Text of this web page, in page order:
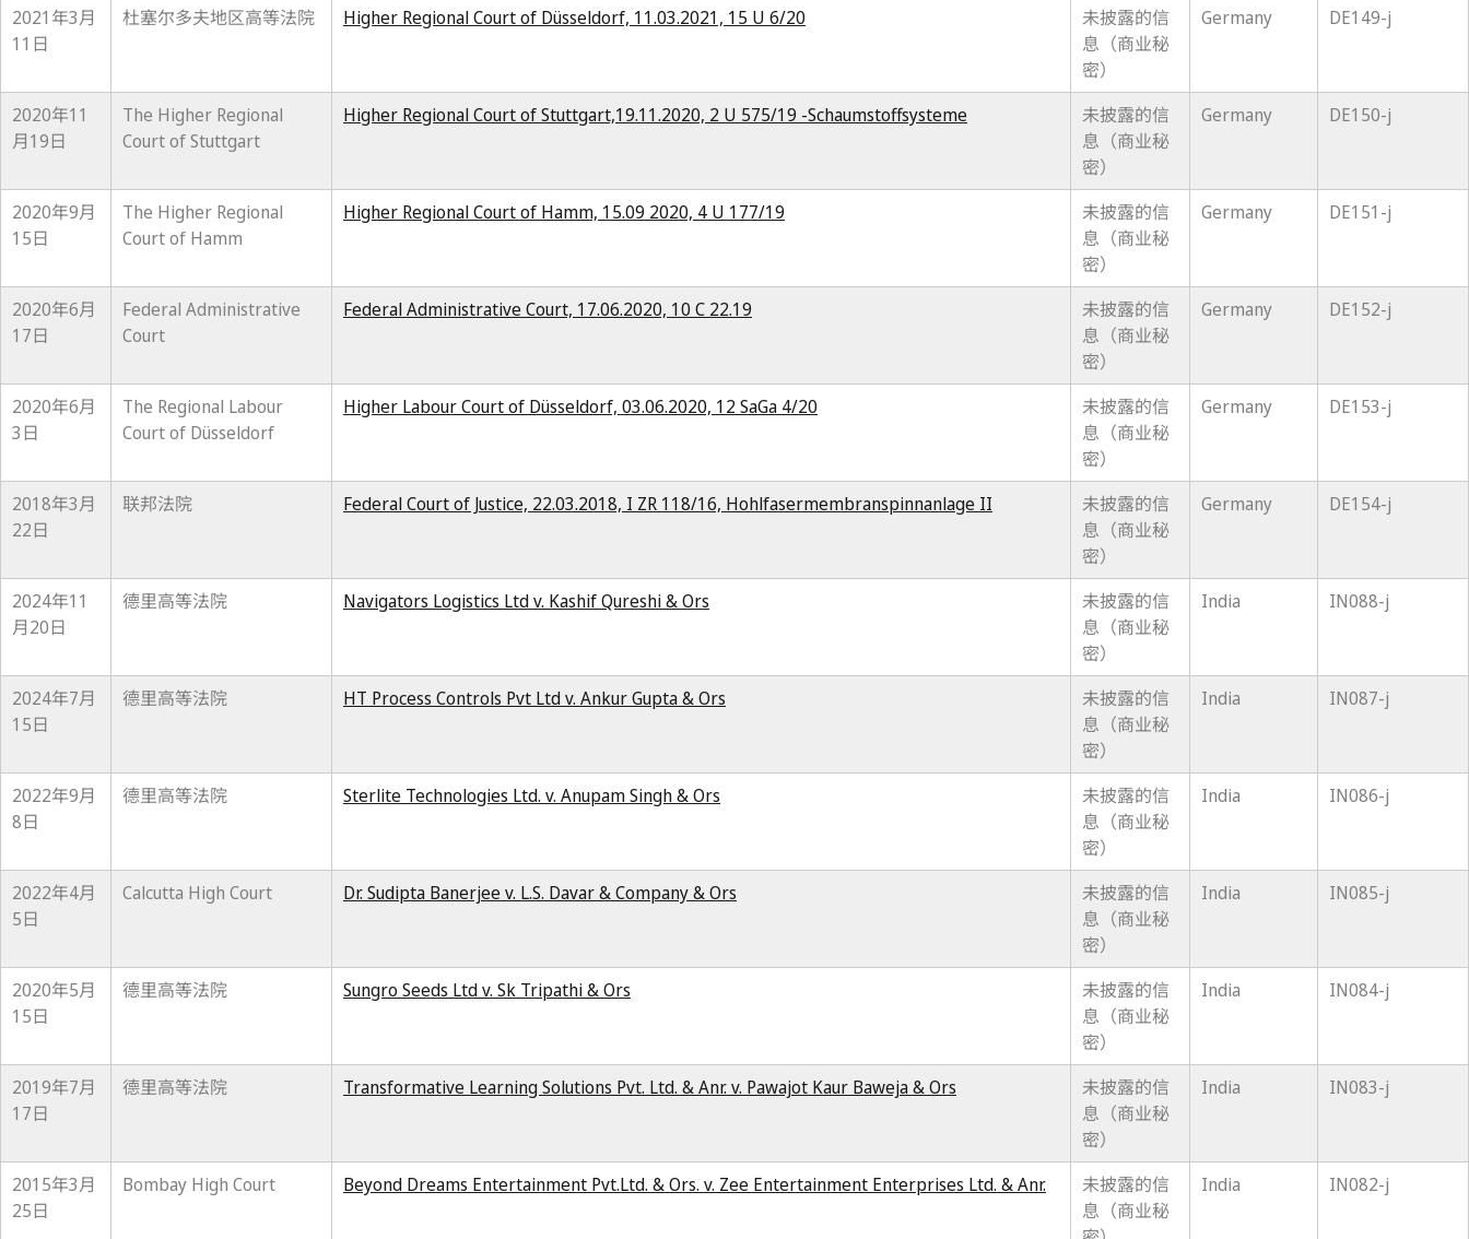
2021年3月
11日
杜塞尔多夫地区高等法院 Higher Regional Court of Düsseldorf, 11.03.2021, 15 U 6/20
未披露的信
息（商业秘
密）
Germany DE149-j
2020年11
月19日
The Higher Regional
Court of Stuttgart
Higher Regional Court of Stuttgart,19.11.2020, 2 U 575/19 -Schaumstoffsysteme
未披露的信
息（商业秘
密）
Germany DE150-j
2020年9月
15日
The Higher Regional
Court of Hamm
Higher Regional Court of Hamm, 15.09 2020, 4 U 177/19
未披露的信
息（商业秘
密）
Germany DE151-j
2020年6月
17日
Federal Administrative
Court
Federal Administrative Court, 17.06.2020, 10 C 22.19
未披露的信
息（商业秘
密）
Germany DE152-j
2020年6月
3日
The Regional Labour
Court of Düsseldorf
Higher Labour Court of Düsseldorf, 03.06.2020, 12 SaGa 4/20
未披露的信
息（商业秘
密）
Germany DE153-j
2018年3月
22日
联邦法院 Federal Court of Justice, 22.03.2018, I ZR 118/16, Hohlfasermembranspinnanlage II
未披露的信
息（商业秘
密）
Germany DE154-j
2024年11
月20日
德里高等法院 Navigators Logistics Ltd v. Kashif Qureshi & Ors
未披露的信
息（商业秘
密）
India IN088-j
2024年7月
15日
德里高等法院 HT Process Controls Pvt Ltd v. Ankur Gupta & Ors
未披露的信
息（商业秘
密）
India IN087-j
2022年9月
8日
德里高等法院 Sterlite Technologies Ltd. v. Anupam Singh & Ors
未披露的信
息（商业秘
密）
India IN086-j
2022年4月
5日
Calcutta High Court Dr. Sudipta Banerjee v. L.S. Davar & Company & Ors
未披露的信
息（商业秘
密）
India IN085-j
2020年5月
15日
德里高等法院 Sungro Seeds Ltd v. Sk Tripathi & Ors
未披露的信
息（商业秘
密）
India IN084-j
2019年7月
17日
德里高等法院 Transformative Learning Solutions Pvt. Ltd. & Anr. v. Pawajot Kaur Baweja & Ors
未披露的信
息（商业秘
密）
India IN083-j
2015年3月
25日
Bombay High Court Beyond Dreams Entertainment Pvt.Ltd. & Ors. v. Zee Entertainment Enterprises Ltd. & Anr.
未披露的信
息（商业秘
India IN082-j